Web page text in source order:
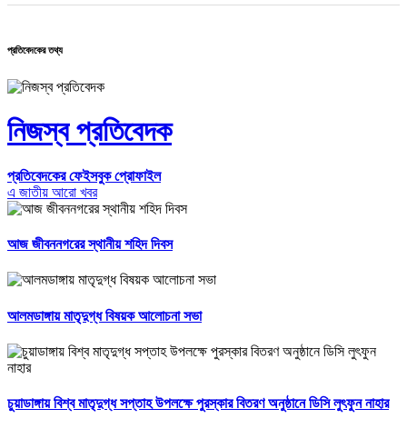
প্রতিবেদকের তথ্য
নিজস্ব প্রতিবেদক
প্রতিবেদকের ফেইসবুক প্রোফাইল
এ জাতীয় আরো খবর
আজ জীবননগরের স্থানীয় শহিদ দিবস
আলমডাঙ্গায় মাতৃদুগ্ধ বিষয়ক আলোচনা সভা
চুয়াডাঙ্গায় বিশ্ব মাতৃদুগ্ধ সপ্তাহ উপলক্ষে পুরস্কার বিতরণ অনুষ্ঠানে ডিসি লুৎফুন নাহার